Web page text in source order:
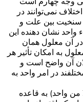
نمی‌توانند در
سنخیت بین علت و
واحد نشان دهنده این
آن معلول همان
به امکان تأثیر هر
آن واضح است و
در امر واحد به
من واحد) به قاعده